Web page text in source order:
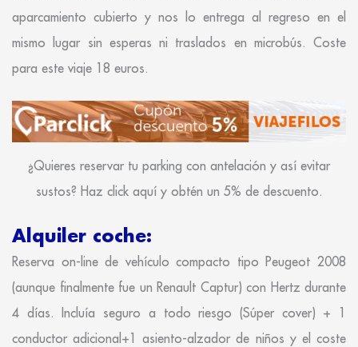
aparcamiento cubierto y nos lo entrega al regreso en el
mismo lugar sin esperas ni traslados en microbús. Coste
para este viaje 18 euros.
¿Quieres reservar tu parking con antelación y así evitar
sustos? Haz click aquí y obtén un 5% de descuento.
Alquiler coche:
Reserva on-line de vehículo compacto tipo Peugeot 2008
(aunque finalmente fue un Renault Captur) con Hertz durante
4 días. Incluía seguro a todo riesgo (Súper cover) + 1
conductor adicional+1 asiento-alzador de niños y el coste